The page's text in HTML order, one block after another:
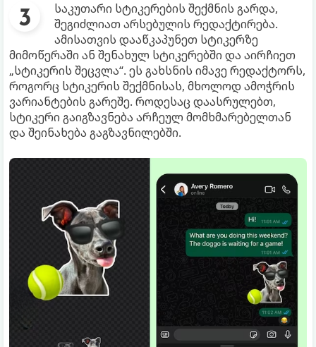
საკუთარი სტიკერების შექმნის გარდა,
შეგიძლიათ არსებულის რედაქტირება.
ამისათვის დააწკაპუნეთ სტიკერზე
მიმოწერაში ან შენახულ სტიკერებში და აირჩიეთ
„სტიკერის შეცვლა“. ეს გახსნის იმავე რედაქტორს,
როგორც სტიკერის შექმნისას, მხოლოდ ამოჭრის
ვარიანტების გარეშე. როდესაც დაასრულებთ,
სტიკერი გაიგზავნება არჩეულ მომხმარებელთან
და შეინახება გაგზავნილებში.